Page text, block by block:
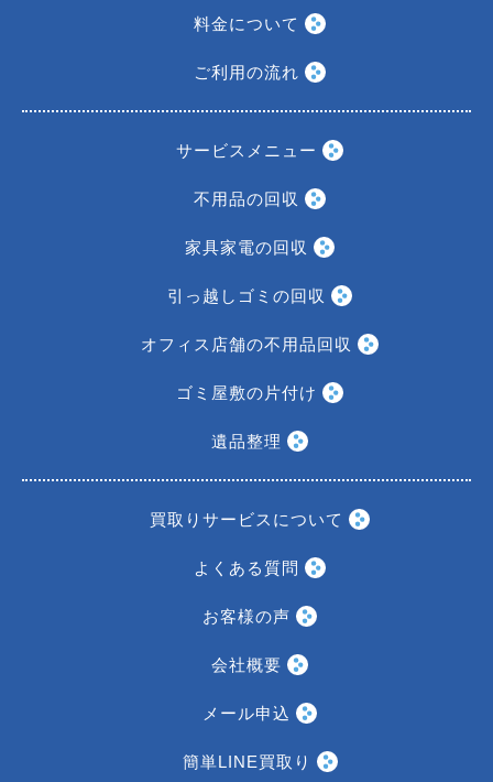
料金について
ご利用の流れ
サービスメニュー
不用品の回収
家具家電の回収
引っ越しゴミの回収
オフィス店舗の不用品回収
ゴミ屋敷の片付け
遺品整理
買取りサービスについて
よくある質問
お客様の声
会社概要
メール申込
簡単LINE買取り